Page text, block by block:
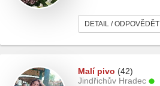
DETAIL / ODPOVĚDĚT
Malí pivo (42)
Jindřichův Hradec